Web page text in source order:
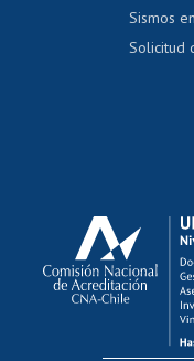
Sismos
Solicitud